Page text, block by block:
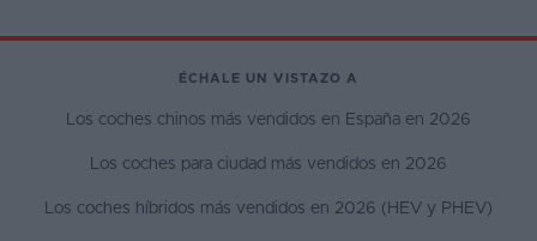
ÉCHALE UN VISTAZO A
Los coches chinos más vendidos en España en 2026
Los coches para ciudad más vendidos en 2026
Los coches híbridos más vendidos en 2026 (HEV y PHEV)